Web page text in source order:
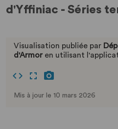
d'Yffiniac - Séries
Visualisation publiée par
d'Armor en utilisant
Mis à jour le 10 mars 2026